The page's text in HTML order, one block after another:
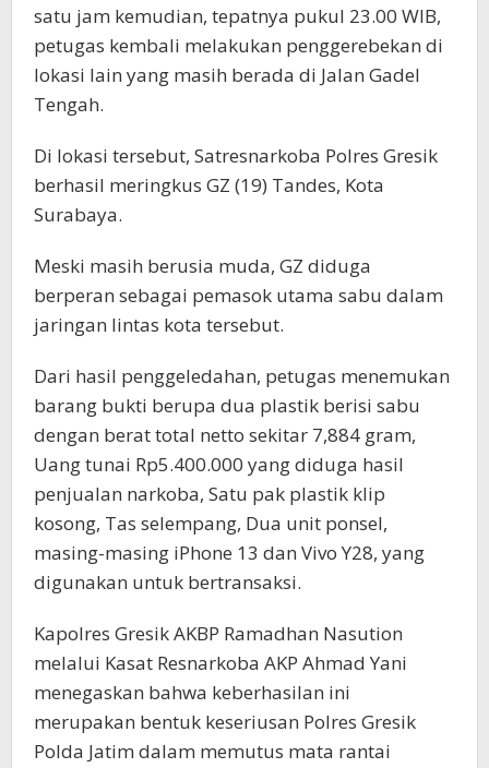
satu jam kemudian, tepatnya pukul 23.00 WIB,
petugas kembali melakukan penggerebekan di
lokasi lain yang masih berada di Jalan Gadel
Tengah.
Di lokasi tersebut, Satresnarkoba Polres Gresik
berhasil meringkus GZ (19) Tandes, Kota
Surabaya.
Meski masih berusia muda, GZ diduga
berperan sebagai pemasok utama sabu dalam
jaringan lintas kota tersebut.
Dari hasil penggeledahan, petugas menemukan
barang bukti berupa dua plastik berisi sabu
dengan berat total netto sekitar 7,884 gram,
Uang tunai Rp5.400.000 yang diduga hasil
penjualan narkoba, Satu pak plastik klip
kosong, Tas selempang, Dua unit ponsel,
masing-masing iPhone 13 dan Vivo Y28, yang
digunakan untuk bertransaksi.
Kapolres Gresik AKBP Ramadhan Nasution
melalui Kasat Resnarkoba AKP Ahmad Yani
menegaskan bahwa keberhasilan ini
merupakan bentuk keseriusan Polres Gresik
Polda Jatim dalam memutus mata rantai